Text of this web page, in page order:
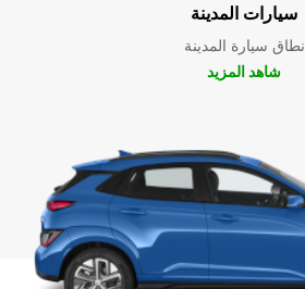
سيارات المدينة
نطاق سيارة المدينة
شاهد المزيد